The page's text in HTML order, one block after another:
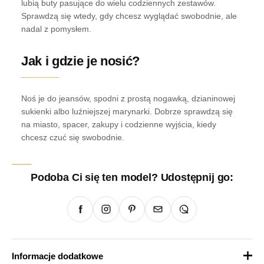
lubią buty pasujące do wielu codziennych zestawów.
Sprawdzą się wtedy, gdy chcesz wyglądać swobodnie, ale
nadal z pomysłem.
Jak i gdzie je nosić?
Noś je do jeansów, spodni z prostą nogawką, dzianinowej
sukienki albo luźniejszej marynarki. Dobrze sprawdzą się
na miasto, spacer, zakupy i codzienne wyjścia, kiedy
chcesz czuć się swobodnie.
Podoba Ci się ten model? Udostępnij go:
Informacje dodatkowe